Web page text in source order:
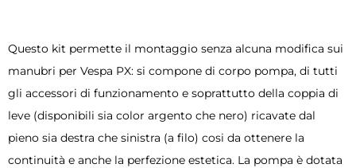
Questo kit permette il montaggio senza alcuna modifica sui
manubri per Vespa PX: si compone di corpo pompa, di tutti
gli accessori di funzionamento e soprattutto della coppia di
leve (disponibili sia color argento che nero) ricavate dal
pieno sia destra che sinistra (a filo) cosi da ottenere la
continuità e anche la perfezione estetica. La pompa è dotata